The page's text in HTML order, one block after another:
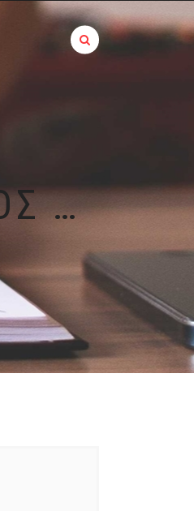
ΙΣΤΟΡΊΕΣ ΤΗΣ ΚΟΥΖΊΝΑΣ | ΦΡΈΣΚΟΣ ΤΌΝΟΣ ΨΗΤΌΣ ΜΕ GINGER